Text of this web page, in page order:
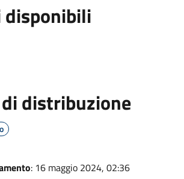
disponibili
distribuzione
: 16 maggio 2024, 02:36